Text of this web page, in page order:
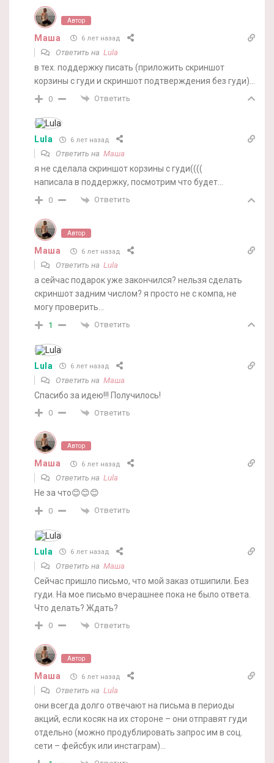
Автор
Маша 6 лет назад
Ответить на Lula
в тех. поддержку писать (приложить скриншот
корзины с гуди и скриншот подтверждения без гуди)…
0 Ответить
Lula 6 лет назад
Ответить на Маша
я не сделала скриншот корзины с гуди((((
написала в поддержку, посмотрим что будет…
0 Ответить
Автор
Маша 6 лет назад
Ответить на Lula
а сейчас подарок уже закончился? нельзя сделать
скриншот задним числом? я просто не с компа, не
могу проверить…
1 Ответить
Lula 6 лет назад
Ответить на Маша
Спасибо за идею!!! Получилось!
0 Ответить
Автор
Маша 6 лет назад
Ответить на Lula
Не за что😊😊😊
0 Ответить
Lula 6 лет назад
Ответить на Маша
Сейчас пришло письмо, что мой заказ отшипили. Без
гуди. На мое письмо вчерашнее пока не было ответа.
Что делать? Ждать?
0 Ответить
Автор
Маша 6 лет назад
Ответить на Lula
они всегда долго отвечают на письма в периоды
акций, если косяк на их стороне – они отправят гуди
отдельно (можно продублировать запрос им в соц.
сети – фейсбук или инстаграм)…